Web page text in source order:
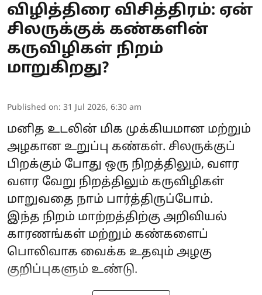
விழித்திரை விசித்திரம்: ஏன்
சிலருக்குக் கண்களின்
கருவிழிகள் நிறம்
மாறுகிறது?
Published on: 31 Jul 2026, 6:30 am
மனித உடலின் மிக முக்கியமான மற்றும்
அழகான உறுப்பு கண்கள். சிலருக்குப்
பிறக்கும் போது ஒரு நிறத்திலும், வளர
வளர வேறு நிறத்திலும் கருவிழிகள்
மாறுவதை நாம் பார்த்திருப்போம்.
இந்த நிறம் மாற்றத்திற்கு அறிவியல்
காரணங்கள் மற்றும் கண்களைப்
பொலிவாக வைக்க உதவும் அழகு
குறிப்புகளும் உண்டு.